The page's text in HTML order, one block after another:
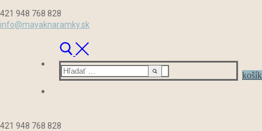
na
421 948 768 828
info@mayaknaramky.sk
Hľadať:
košík
421 948 768 828